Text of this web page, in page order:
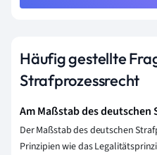
Häufig gestellte
Strafprozessrecht
Am Maßstab des deutschen
Der Maßstab des deutschen
Prinzipien wie das